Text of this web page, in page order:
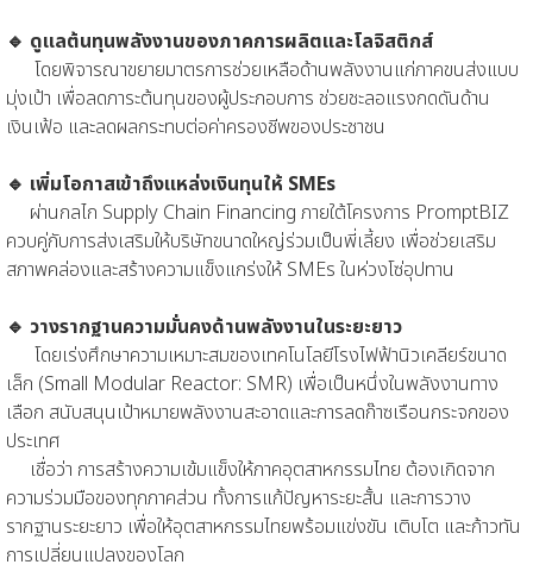
🔹 ดูแลต้นทุนพลังงานของภาคการผลิตและโลจิสติกส์
โดยพิจารณาขยายมาตรการช่วยเหลือด้านพลังงานแก่ภาคขนส่งแบบ
มุ่งเป้า เพื่อลดภาระต้นทุนของผู้ประกอบการ ช่วยชะลอแรงกดดันด้าน
เงินเฟ้อ และลดผลกระทบต่อค่าครองชีพของประชาชน
🔹 เพิ่มโอกาสเข้าถึงแหล่งเงินทุนให้ SMEs
ผ่านกลไก Supply Chain Financing ภายใต้โครงการ PromptBIZ
ควบคู่กับการส่งเสริมให้บริษัทขนาดใหญ่ร่วมเป็นพี่เลี้ยง เพื่อช่วยเสริม
สภาพคล่องและสร้างความแข็งแกร่งให้ SMEs ในห่วงโซ่อุปทาน
🔹 วางรากฐานความมั่นคงด้านพลังงานในระยะยาว
โดยเร่งศึกษาความเหมาะสมของเทคโนโลยีโรงไฟฟ้านิวเคลียร์ขนาด
เล็ก (Small Modular Reactor: SMR) เพื่อเป็นหนึ่งในพลังงานทาง
เลือก สนับสนุนเป้าหมายพลังงานสะอาดและการลดก๊าซเรือนกระจกของ
ประเทศ
เชื่อว่า การสร้างความเข้มแข็งให้ภาคอุตสาหกรรมไทย ต้องเกิดจาก
ความร่วมมือของทุกภาคส่วน ทั้งการแก้ปัญหาระยะสั้น และการวาง
รากฐานระยะยาว เพื่อให้อุตสาหกรรมไทยพร้อมแข่งขัน เติบโต และก้าวทัน
การเปลี่ยนแปลงของโลก